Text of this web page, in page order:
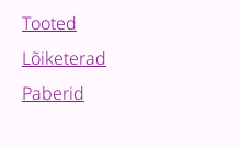
Tooted
Lõiketerad
Paberid